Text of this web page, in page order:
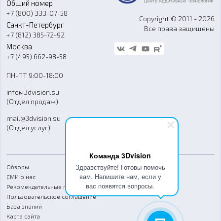
Команда 3Dvision
Здравствуйте! Готовы помочь
вам. Напишите нам, если у
вас появятся вопросы.
Программное обеспечение
Ремонт и услуги
О компании
Контакты
Гос. закупки
Стать дилером
Блог
FAQ
Общий номер
+7 (800) 333-07-58
Санкт-Петербург
+7 (812) 385-72-92
Москва
+7 (495) 662-98-58
ПН-ПТ 9:00-18:00
info@3dvision.su
(Отдел продаж)
mail@3dvision.su
(Отдел услуг)
Copyright © 2011 - 2026
Все права защищены
Обзоры
СМИ о нас
Рекомендательные письма
Пользовательское соглашение
База знаний
Карта сайта